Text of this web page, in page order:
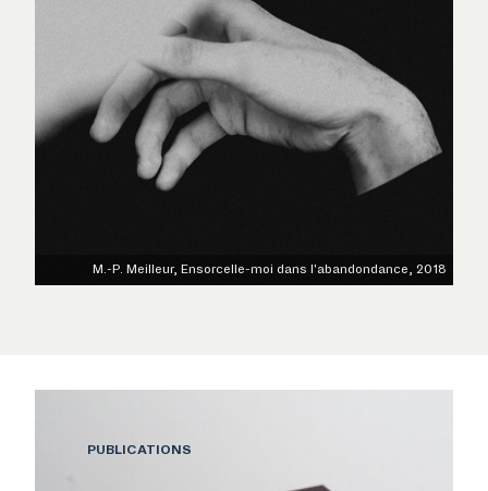
RECHERCHE
M.-P. Meilleur, Ensorcelle-moi dans l'abandondance, 2018
PUBLICATIONS